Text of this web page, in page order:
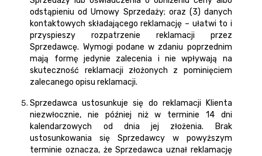
odstąpieniu od Umowy Sprzedaży; oraz (3) danych
kontaktowych składającego reklamację – ułatwi to i
przyspieszy rozpatrzenie reklamacji przez
Sprzedawcę. Wymogi podane w zdaniu poprzednim
mają formę jedynie zalecenia i nie wpływają na
skuteczność reklamacji złożonych z pominięciem
zalecanego opisu reklamacji.
Sprzedawca ustosunkuje się do reklamacji Klienta
niezwłocznie, nie później niż w terminie 14 dni
kalendarzowych od dnia jej złożenia. Brak
ustosunkowania się Sprzedawcy w powyższym
terminie oznacza, że Sprzedawca uznał reklamację